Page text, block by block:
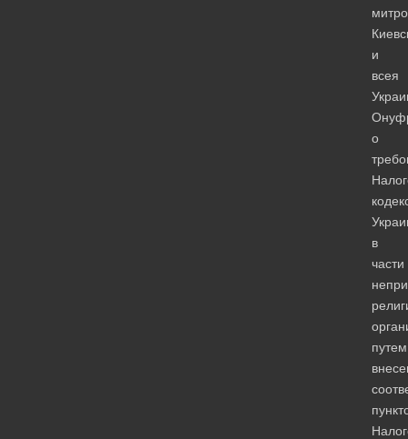
и
всея
о
в
части
путем